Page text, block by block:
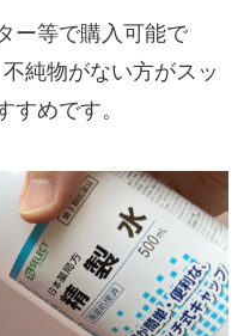
ー等で購入可能で
純物がない方がスッ
すめです。